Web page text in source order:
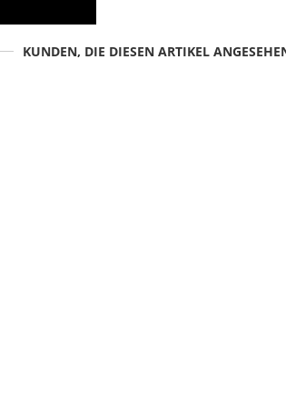
KUNDEN, DIE DIESEN ARTIKEL